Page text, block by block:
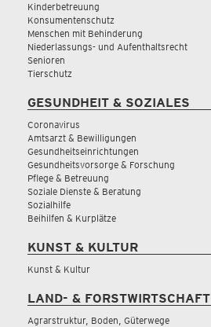
Kinderbetreuung
Konsumentenschutz
Menschen mit Behinderung
Niederlassungs- und Aufenthaltsrecht
Senioren
Tierschutz
GESUNDHEIT & SOZIALES
Coronavirus
Amtsarzt & Bewilligungen
Gesundheitseinrichtungen
Gesundheitsvorsorge & Forschung
Pflege & Betreuung
Soziale Dienste & Beratung
Sozialhilfe
Beihilfen & Kurplätze
KUNST & KULTUR
Kunst & Kultur
LAND- & FORSTWIRTSCHAFT
Agrarstruktur, Boden, Güterwege